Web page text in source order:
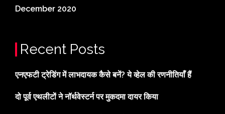
December 2020
Recent Posts
एनएफटी ट्रेडिंग में लाभदायक कैसे बनें? ये व्हेल की रणनीतियाँ हैं
दो पूर्व एथलीटों ने नॉर्थवेस्टर्न पर मुकदमा दायर किया